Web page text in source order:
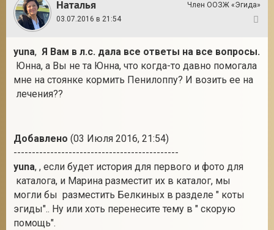
Наталья
Член ООЗЖ «Эгида»
03.07.2016 в 21:54
yuna, Я Вам в л.с. дала все ответы на все вопросы.
Юнна, а Вы не та Юнна, что когда-то давно помогала
мне на стоянке кормить Пенилоппу? И возить ее на
лечения??
Добавлено (03 Июля 2016, 21:54)
---------------------------------------------
yuna, , если будет история для первого и фото для
каталога, и Марина разместит их в каталог, мы
могли бы разместить Белкиных в разделе " коты
эгиды".. Ну или хоть перенесите тему в " скорую
помощь".